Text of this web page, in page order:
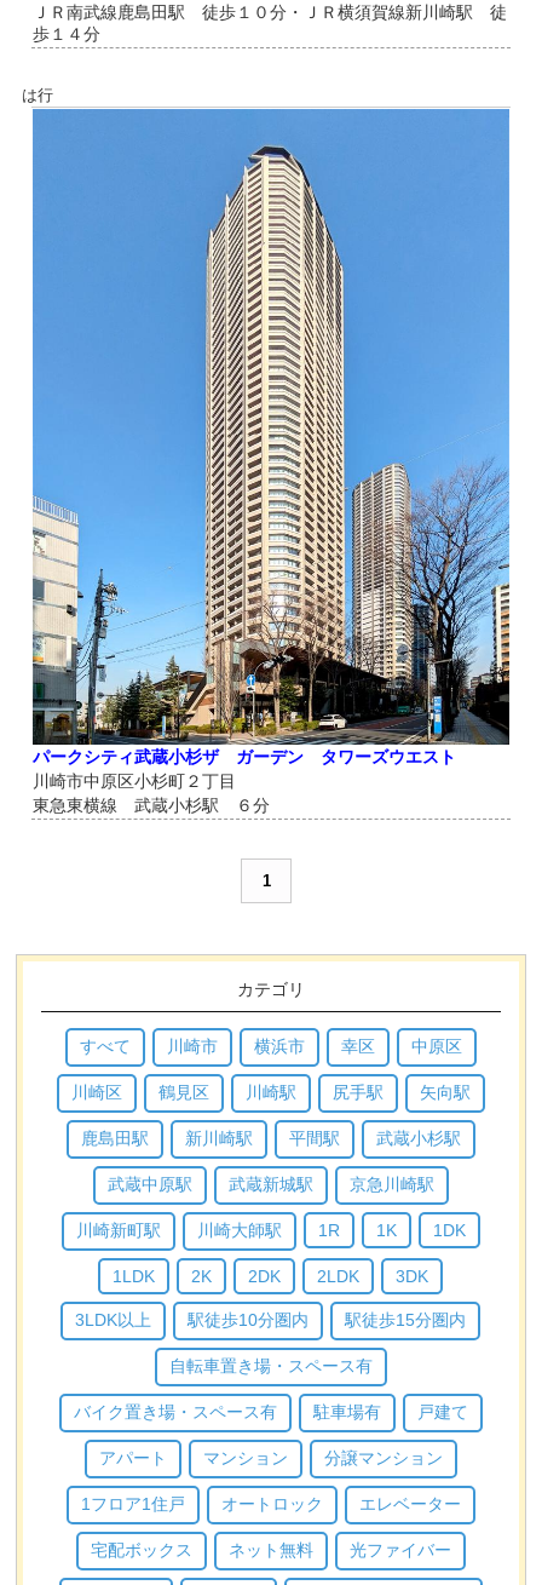
ＪＲ南武線鹿島田駅 徒歩１０分・ＪＲ横須賀線新川崎駅 徒
歩１４分
は行
パークシティ武蔵小杉ザ ガーデン タワーズウエスト
川崎市中原区小杉町２丁目
東急東横線 武蔵小杉駅 ６分
1
カテゴリ
すべて 川崎市 横浜市 幸区 中原区
川崎区 鶴見区 川崎駅 尻手駅 矢向駅
鹿島田駅 新川崎駅 平間駅 武蔵小杉駅
武蔵中原駅 武蔵新城駅 京急川崎駅
川崎新町駅 川崎大師駅 1R 1K 1DK
1LDK 2K 2DK 2LDK 3DK
3LDK以上 駅徒歩10分圏内 駅徒歩15分圏内
自転車置き場・スペース有
バイク置き場・スペース有 駐車場有 戸建て
アパート マンション 分譲マンション
1フロア1住戸 オートロック エレベーター
宅配ボックス ネット無料 光ファイバー